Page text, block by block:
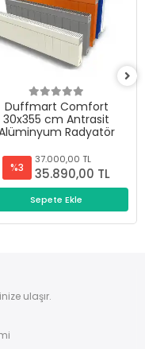
Duffmart Comfort
30x355 cm Antrasit
Radyatör
%3
37.000,00 TL
35.890,00 TL
Sepete Ekle
ulaşır.